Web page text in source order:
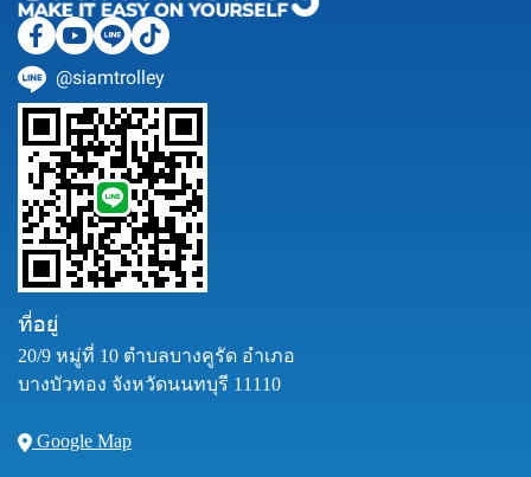
@siamtrolley
ที่อยู่
20/9 หมู่ที่ 10 ตำบลบางคูรัด อำเภอ
บางบัวทอง จังหวัดนนทบุรี 11110
Google Map